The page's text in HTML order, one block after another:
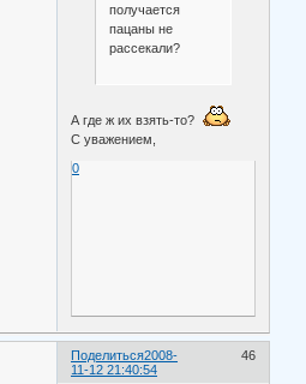
получается
пацаны не
рассекали?
А где ж их взять-то?
С уважением,
0
Поделиться 46
2008-
11-12 21:40:54